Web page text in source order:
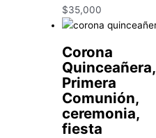
$35,000
Corona
Quinceañera,
Primera
Comunión,
ceremonia,
fiesta